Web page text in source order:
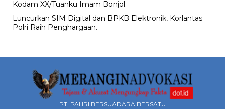
Kodam XX/Tuanku Imam Bonjol.
Luncurkan SIM Digital dan BPKB Elektronik, Korlantas
Polri Raih Penghargaan.
PT. PAHRI BERSUADARA BERSATU